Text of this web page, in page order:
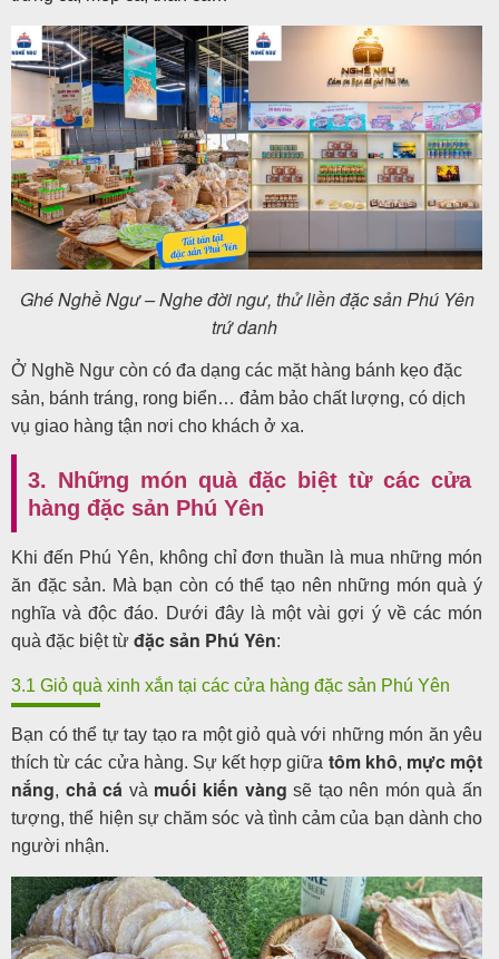
Ghé Nghề Ngư – Nghe đời ngư, thử liền đặc sản Phú Yên
trứ danh
Ở Nghề Ngư còn có đa dạng các mặt hàng bánh kẹo đặc
sản, bánh tráng, rong biển… đảm bảo chất lượng, có dịch
vụ giao hàng tận nơi cho khách ở xa.
3. Những món quà đặc biệt từ các cửa
hàng đặc sản Phú Yên
Khi đến Phú Yên, không chỉ đơn thuần là mua những món
ăn đặc sản. Mà bạn còn có thể tạo nên những món quà ý
nghĩa và độc đáo. Dưới đây là một vài gợi ý về các món
quà đặc biệt từ đặc sản Phú Yên:
3.1 Giỏ quà xinh xắn tại các cửa hàng đặc sản Phú Yên
Bạn có thể tự tay tạo ra một giỏ quà với những món ăn yêu
thích từ các cửa hàng. Sự kết hợp giữa tôm khô, mực một
nắng, chả cá và muối kiến vàng sẽ tạo nên món quà ấn
tượng, thể hiện sự chăm sóc và tình cảm của bạn dành cho
người nhận.